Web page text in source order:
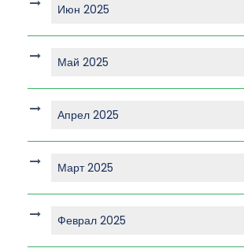
Июн 2025
Май 2025
Апрел 2025
Март 2025
Феврал 2025